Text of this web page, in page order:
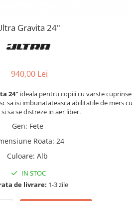
Gravita 24"
940,00 Lei
24" ideala pentru copiii cu varste cuprinse
sa isi imbunatateasca abilitatile de mers cu
sa se distreze in aer liber.
Gen: Fete
Roata: 24
Culoare: Alb
IN STOC
de livrare: 1-3 zile